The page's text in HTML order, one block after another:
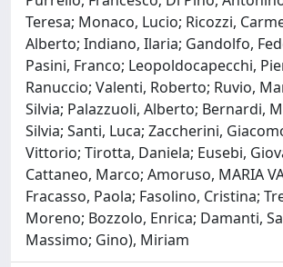
Teresa; Monaco, Lucio; Ricozzi,
Alberto; Indiano, Ilaria; Gandolfo,
Pasini, Franco; Leopoldocapecchi,
Ranuccio; Valenti, Roberto; Ruvio,
Silvia; Palazzuoli, Alberto; Bernardi,
Silvia; Santi, Luca; Zaccherini,
Vittorio; Tirotta, Daniela; Eusebi,
Cattaneo, Marco; Amoruso, MARIA
Fracasso, Paola; Fasolino, Cristina;
Moreno; Bozzolo, Enrica; Damanti,
Massimo; Gino), Miriam